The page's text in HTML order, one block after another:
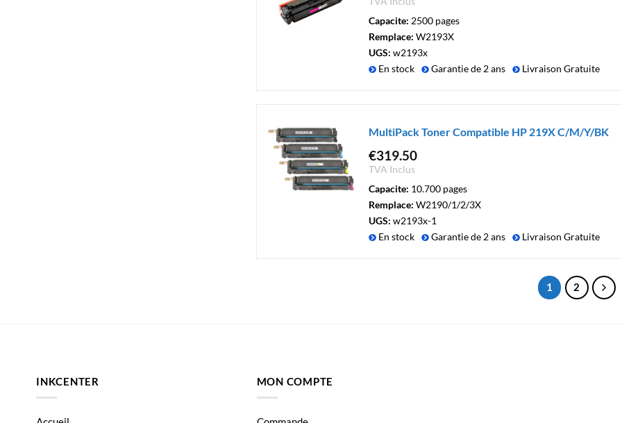
Capacite: 2500 pages
Remplace: W2193X
UGS: w2193x
En stock
Garantie de 2 ans Livraison Gratuite
MultiPack Toner Compatible HP 219X C/M/Y/BK
€319.50
TVA Inclus
Capacite: 10.700 pages
Remplace: W2190/1/2/3X
UGS: w2193x-1
En stock
Garantie de 2 ans Livraison Gratuite
1 2
INKCENTER MON COMPTE